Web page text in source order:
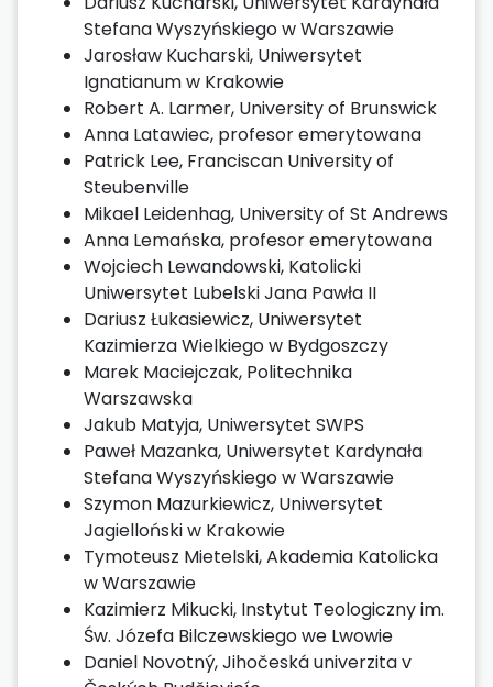
Stefana Wyszyńskiego w Warszawie
Jarosław Kucharski, Uniwersytet
Ignatianum w Krakowie
Robert A. Larmer, University of Brunswick
Anna Latawiec, profesor emerytowana
Patrick Lee, Franciscan University of
Steubenville
Mikael Leidenhag, University of St Andrews
Anna Lemańska, profesor emerytowana
Wojciech Lewandowski, Katolicki
Uniwersytet Lubelski Jana Pawła II
Dariusz Łukasiewicz, Uniwersytet
Kazimierza Wielkiego w Bydgoszczy
Marek Maciejczak, Politechnika
Warszawska
Jakub Matyja, Uniwersytet SWPS
Paweł Mazanka, Uniwersytet Kardynała
Stefana Wyszyńskiego w Warszawie
Szymon Mazurkiewicz, Uniwersytet
Jagielloński w Krakowie
Tymoteusz Mietelski, Akademia Katolicka
w Warszawie
Kazimierz Mikucki, Instytut Teologiczny im.
Św. Józefa Bilczewskiego we Lwowie
Daniel Novotný, Jihočeská univerzita v